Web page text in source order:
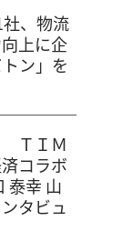
、物流
上に企
ン」を
ＴＩＭ
コラボ
泰幸 山
タビュ